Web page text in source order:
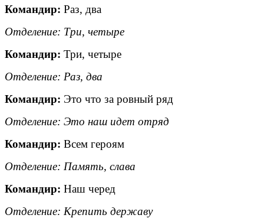
Командир: Раз, два
Отделение: Три, четыре
Командир: Три, четыре
Отделение: Раз, два
Командир: Это что за ровный ряд
Отделение: Это наш идет отряд
Командир: Всем героям
Отделение: Память, слава
Командир: Наш черед
Отделение: Крепить державу